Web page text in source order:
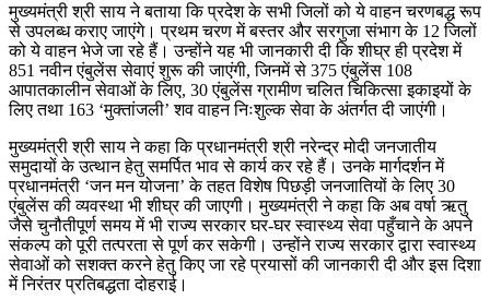
मुख्यमंत्री श्री साय ने बताया कि प्रदेश के सभी जिलों को ये वाहन चरणबद्ध रूप
से उपलब्ध कराए जाएंगे। प्रथम चरण में बस्तर और सरगुजा संभाग के 12 जिलों
को ये वाहन भेजे जा रहे हैं। उन्होंने यह भी जानकारी दी कि शीघ्र ही प्रदेश में
851 नवीन एंबुलेंस सेवाएं शुरू की जाएंगी, जिनमें से 375 एंबुलेंस 108
आपातकालीन सेवाओं के लिए, 30 एंबुलेंस ग्रामीण चलित चिकित्सा इकाइयों के
लिए तथा 163 ‘मुक्तांजली’ शव वाहन निःशुल्क सेवा के अंतर्गत दी जाएंगी।
मुख्यमंत्री श्री साय ने कहा कि प्रधानमंत्री श्री नरेन्द्र मोदी जनजातीय
समुदायों के उत्थान हेतु समर्पित भाव से कार्य कर रहे हैं। उनके मार्गदर्शन में
प्रधानमंत्री ‘जन मन योजना’ के तहत विशेष पिछड़ी जनजातियों के लिए 30
एंबुलेंस की व्यवस्था भी शीघ्र की जाएगी। मुख्यमंत्री ने कहा कि अब वर्षा ऋतु
जैसे चुनौतीपूर्ण समय में भी राज्य सरकार घर-घर स्वास्थ्य सेवा पहुँचाने के अपने
संकल्प को पूरी तत्परता से पूर्ण कर सकेगी। उन्होंने राज्य सरकार द्वारा स्वास्थ्य
सेवाओं को सशक्त करने हेतु किए जा रहे प्रयासों की जानकारी दी और इस दिशा
में निरंतर प्रतिबद्धता दोहराई।